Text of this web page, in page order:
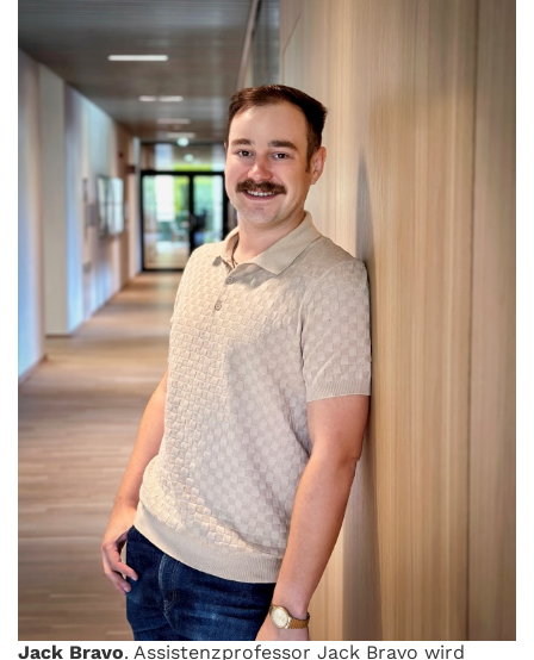
Jack Bravo. Assistenzprofessor Jack Bravo wird